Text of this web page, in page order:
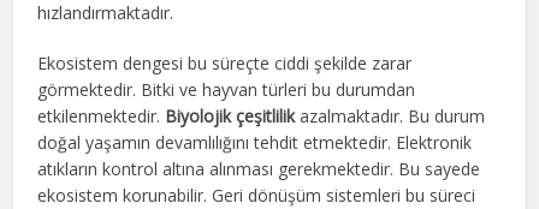
hızlandırmaktadır.
Ekosistem dengesi bu süreçte ciddi şekilde zarar
görmektedir. Bitki ve hayvan türleri bu durumdan
etkilenmektedir. Biyolojik çeşitlilikazalmaktadır. Bu durum
doğal yaşamın devamlılığını tehdit etmektedir. Elektronik
atıkların kontrol altına alınması gerekmektedir. Bu sayede
ekosistem korunabilir. Geri dönüşüm sistemleri bu süreci